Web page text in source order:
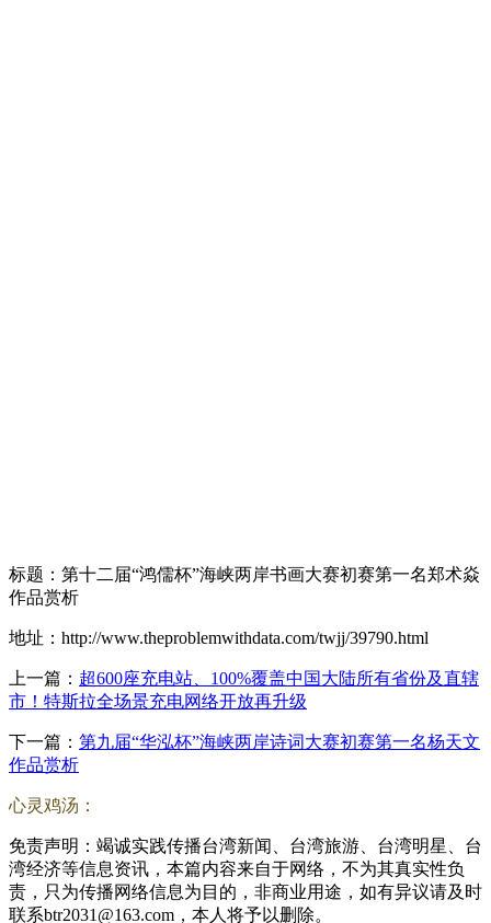
标题：第十二届“鸿儒杯”海峡两岸书画大赛初赛第一名郑术焱
作品赏析
地址：http://www.theproblemwithdata.com/twjj/39790.html
上一篇： 超600座充电站、100%覆盖中国大陆所有省份及直辖
市！特斯拉全场景充电网络开放再升级
下一篇： 第九届“华泓杯”海峡两岸诗词大赛初赛第一名杨天文
作品赏析
心灵鸡汤：
免责声明：竭诚实践传播台湾新闻、台湾旅游、台湾明星、台
湾经济等信息资讯，本篇内容来自于网络，不为其真实性负
责，只为传播网络信息为目的，非商业用途，如有异议请及时
联系btr2031@163.com，本人将予以删除。